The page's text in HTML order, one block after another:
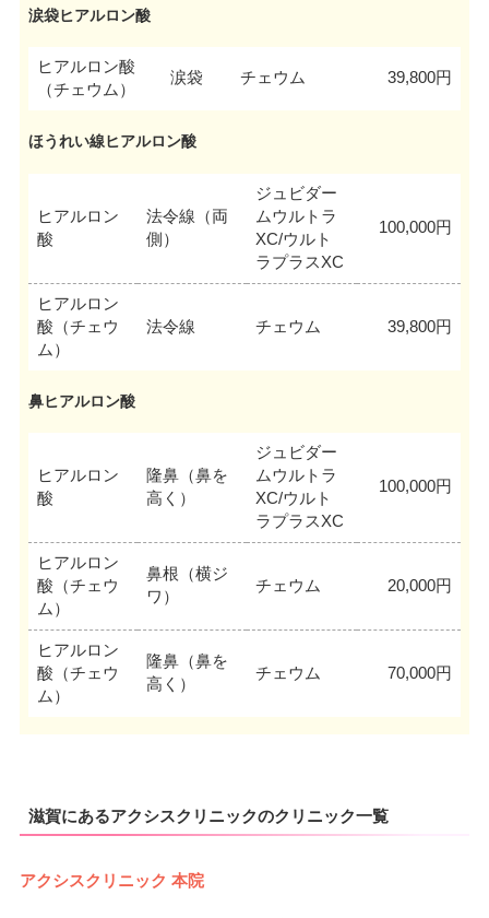
涙袋ヒアルロン酸
ヒアルロン酸
（チェウム）
涙袋 チェウム 39,800円
ほうれい線ヒアルロン酸
ヒアルロン
酸
法令線（両
側）
ジュビダー
ムウルトラ
XC/ウルト
ラプラスXC
100,000円
ヒアルロン
酸（チェウ
ム）
法令線 チェウム 39,800円
鼻ヒアルロン酸
ヒアルロン
酸
隆鼻（鼻を
高く）
ジュビダー
ムウルトラ
XC/ウルト
ラプラスXC
100,000円
ヒアルロン
酸（チェウ
ム）
鼻根（横ジ
ワ）
チェウム 20,000円
ヒアルロン
酸（チェウ
ム）
隆鼻（鼻を
高く）
チェウム 70,000円
滋賀にあるアクシスクリニックのクリニック一覧
アクシスクリニック 本院